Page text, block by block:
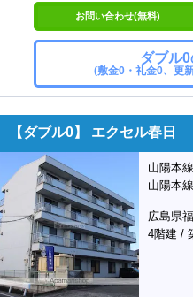
お問い合わせ(無料)
ダブル
(敷金0・礼金0、更
【ダブル0】 エクセル春日
山陽本
山陽本
広島県
4階建 /